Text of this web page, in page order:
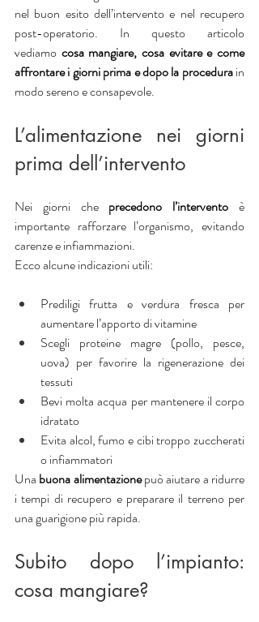
nel buon esito dell’intervento e nel recupero
post-operatorio. In questo articolo
vediamo cosa mangiare, cosa evitare e come
affrontare i giorni prima e dopo la procedura in
modo sereno e consapevole.
L’alimentazione nei giorni
prima dell’intervento
Nei giorni che precedono l’intervento è
importante rafforzare l’organismo, evitando
carenze e infiammazioni.
Ecco alcune indicazioni utili:
Prediligi frutta e verdura fresca per
aumentare l’apporto di vitamine
Scegli proteine magre (pollo, pesce,
uova) per favorire la rigenerazione dei
tessuti
Bevi molta acqua per mantenere il corpo
idratato
Evita alcol, fumo e cibi troppo zuccherati
o infiammatori
Una buona alimentazione può aiutare a ridurre
i tempi di recupero e preparare il terreno per
una guarigione più rapida.
Subito dopo l’impianto:
cosa mangiare?